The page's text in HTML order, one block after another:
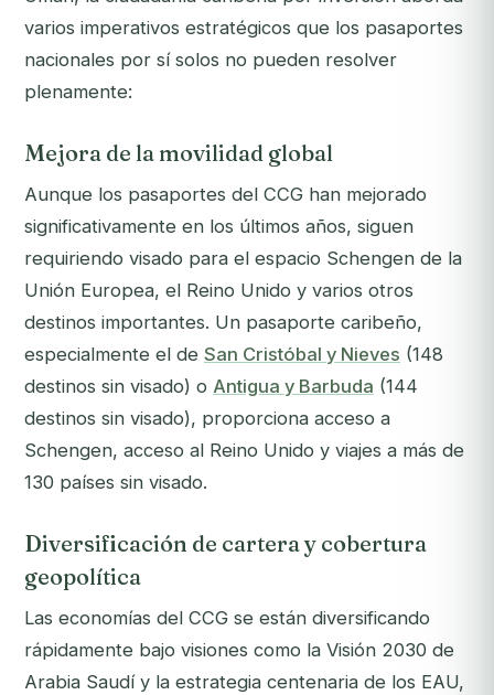
varios imperativos estratégicos que los pasaportes
nacionales por sí solos no pueden resolver
plenamente:
Mejora de la movilidad global
Aunque los pasaportes del CCG han mejorado
significativamente en los últimos años, siguen
requiriendo visado para el espacio Schengen de la
Unión Europea, el Reino Unido y varios otros
destinos importantes. Un pasaporte caribeño,
especialmente el de San Cristóbal y Nieves (148
destinos sin visado) o Antigua y Barbuda (144
destinos sin visado), proporciona acceso a
Schengen, acceso al Reino Unido y viajes a más de
130 países sin visado.
Diversificación de cartera y cobertura
geopolítica
Las economías del CCG se están diversificando
rápidamente bajo visiones como la Visión 2030 de
Arabia Saudí y la estrategia centenaria de los EAU,